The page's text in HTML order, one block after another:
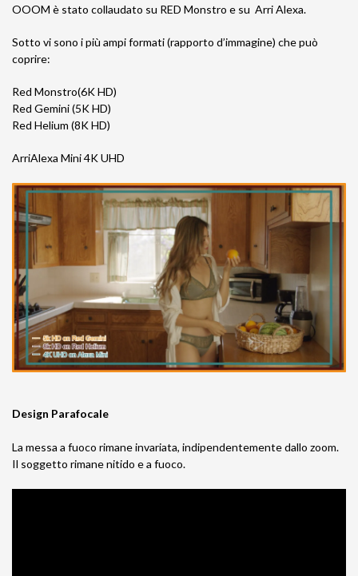
OOOM è stato collaudato su RED Monstro e su Arri Alexa.
Sotto vi sono i più ampi formati (rapporto d’immagine) che può
coprire:
Red Monstro(6K HD)
Red Gemini (5K HD)
Red Helium (8K HD)
ArriAlexa Mini 4K UHD
Design Parafocale
La messa a fuoco rimane invariata, indipendentemente dallo zoom.
Il soggetto rimane nitido e a fuoco.